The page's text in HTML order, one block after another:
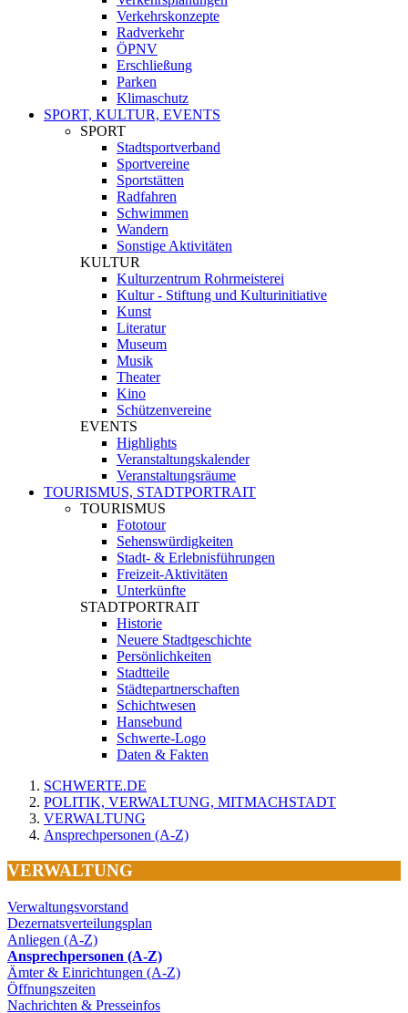
Verkehrskonzepte
Radverkehr
ÖPNV
Erschließung
Parken
Klimaschutz
SPORT, KULTUR, EVENTS
SPORT
Stadtsportverband
Sportvereine
Sportstätten
Radfahren
Schwimmen
Wandern
Sonstige Aktivitäten
KULTUR
Kulturzentrum Rohrmeisterei
Kultur - Stiftung und Kulturinitiative
Kunst
Literatur
Museum
Musik
Theater
Kino
Schützenvereine
EVENTS
Highlights
Veranstaltungskalender
Veranstaltungsräume
TOURISMUS, STADTPORTRAIT
TOURISMUS
Fototour
Sehenswürdigkeiten
Stadt- & Erlebnisführungen
Freizeit-Aktivitäten
Unterkünfte
STADTPORTRAIT
Historie
Neuere Stadtgeschichte
Persönlichkeiten
Stadtteile
Städtepartnerschaften
Schichtwesen
Hansebund
Schwerte-Logo
Daten & Fakten
SCHWERTE.DE
POLITIK, VERWALTUNG, MITMACHSTADT
VERWALTUNG
Ansprechpersonen (A-Z)
VERWALTUNG
Verwaltungsvorstand
Dezernatsverteilungsplan
Anliegen (A-Z)
Ansprechpersonen (A-Z)
Ämter & Einrichtungen (A-Z)
Öffnungszeiten
Nachrichten & Presseinfos